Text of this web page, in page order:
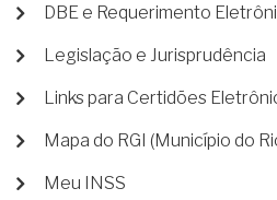
DBE e Requerimento
Legislação e Jurisprudência
Links para Certidões
Mapa do RGI (Município do
Meu INSS